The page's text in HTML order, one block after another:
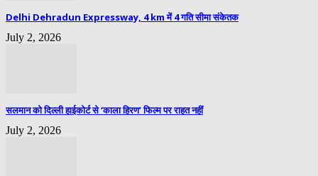
Delhi Dehradun Expressway, 4 km में 4 गति सीमा संकेतक
July 2, 2026
सलमान को दिल्ली हाईकोर्ट से ‘काला हिरण’ फिल्म पर राहत नहीं
July 2, 2026